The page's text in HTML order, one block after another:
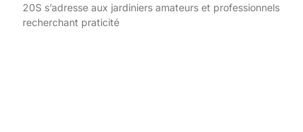
20S s’adresse aux jardiniers amateurs et professionnels
recherchant praticité